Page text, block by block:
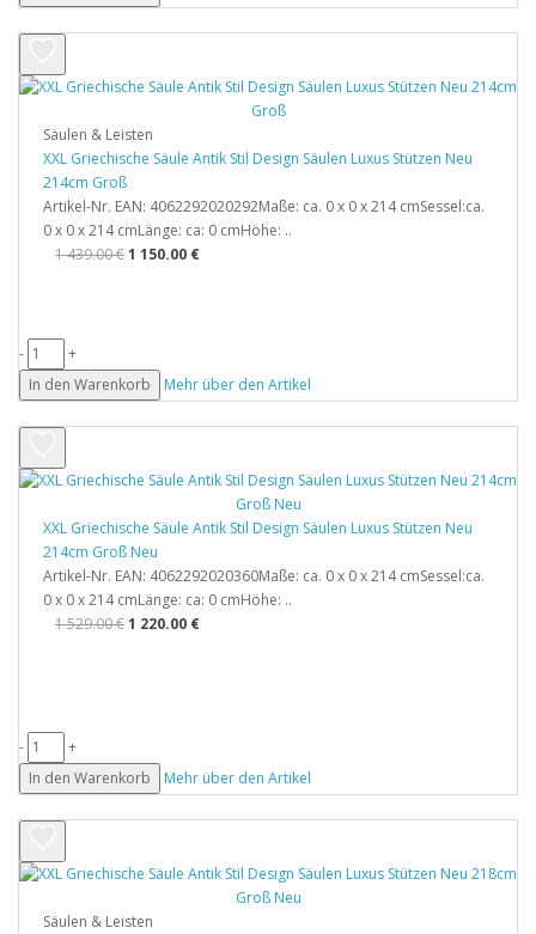
Säulen & Leisten
XXL Griechische Säule Antik Stil Design Säulen Luxus Stützen Neu
214cm Groß
Artikel-Nr. EAN: 4062292020292Maße: ca. 0 x 0 x 214 cmSessel:ca.
0 x 0 x 214 cmLänge: ca: 0 cmHöhe: ..
1 439.00 €1 150.00 €
-
+
In den Warenkorb
Mehr über den Artikel
XXL Griechische Säule Antik Stil Design Säulen Luxus Stützen Neu
214cm Groß Neu
Artikel-Nr. EAN: 4062292020360Maße: ca. 0 x 0 x 214 cmSessel:ca.
0 x 0 x 214 cmLänge: ca: 0 cmHöhe: ..
1 529.00 €1 220.00 €
-
+
In den Warenkorb
Mehr über den Artikel
Säulen & Leisten